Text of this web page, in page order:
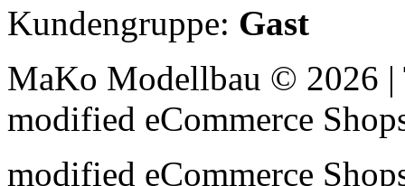
Kundengruppe: Gast
MaKo Modellbau © 2026
modified eCommerce
modified eCommerce